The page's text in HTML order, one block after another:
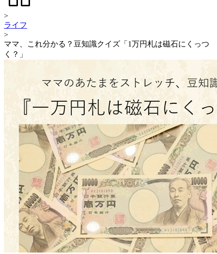
>
ライフ
>
ママ、これ分かる？豆知識クイズ「1万円札は磁石にくっつ
く？」